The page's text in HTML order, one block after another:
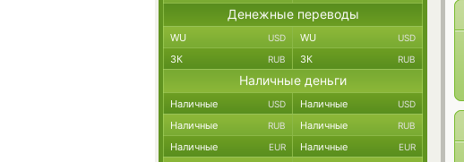
Денежные переводы
WU USD WU USD
ЗК RUB ЗК RUB
Наличные деньги
Наличные USD Наличные USD
Наличные RUB Наличные RUB
Наличные EUR Наличные EUR